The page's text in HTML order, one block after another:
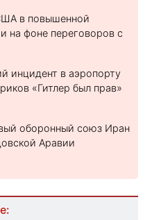
в повышенной
на фоне переговоров с
инцидент в аэропорту
«Гитлер был прав»
оборонный союз Иран
Аравии